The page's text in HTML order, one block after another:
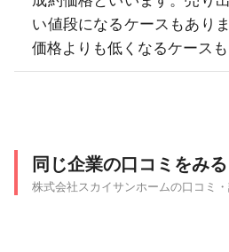
い値段になるケースもあり
価格よりも低くなるケースも
同じ企業の口コミをみる
株式会社スカイサンホームの口コミ